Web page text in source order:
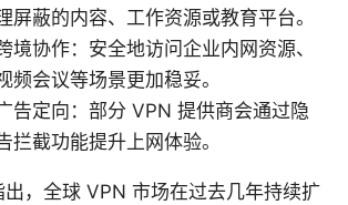
屏蔽的内容、工作资源或教育平台。
境协作：安全地访问企业内网资源、
频会议等场景更加稳妥。
告定向：部分 VPN 提供商会通过隐
拦截功能提升上网体验。
，全球 VPN 市场在过去几年持续扩